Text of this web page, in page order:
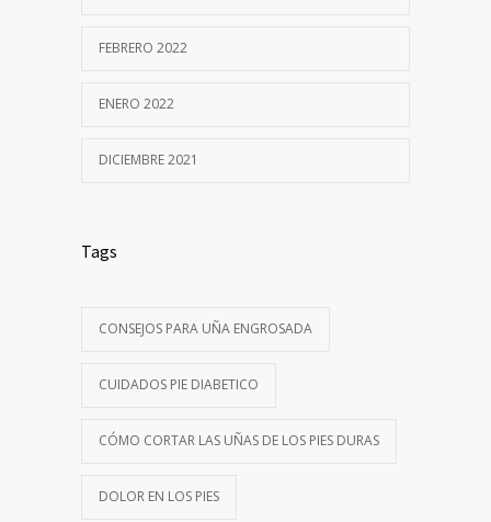
FEBRERO 2022
ENERO 2022
DICIEMBRE 2021
Tags
CONSEJOS PARA UÑA ENGROSADA
CUIDADOS PIE DIABETICO
CÓMO CORTAR LAS UÑAS DE LOS PIES DURAS
DOLOR EN LOS PIES